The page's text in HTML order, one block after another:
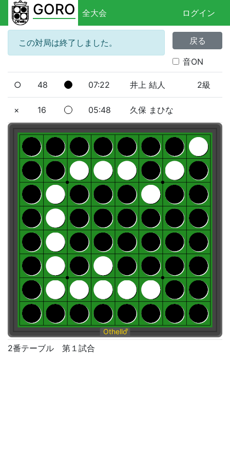
GORO 全大会 ログイン
この対局は終了しました。 戻る
音ON
○ 48 07:22 井上 結人 2級
× 16 05:48 久保 まひな
Othello®
2番テーブル 第１試合